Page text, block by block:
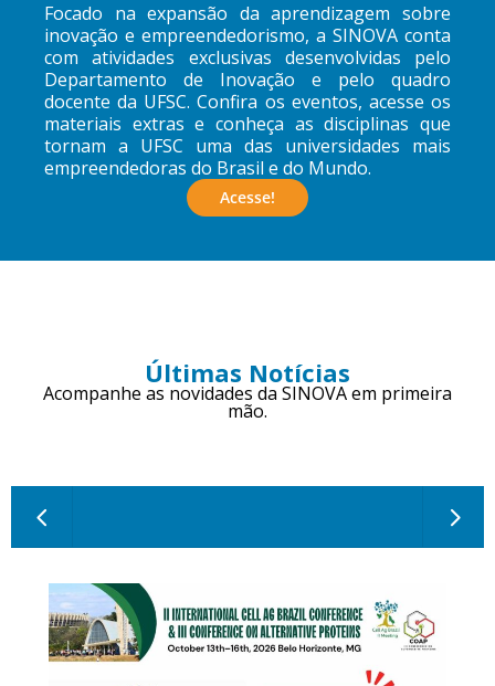
Focado na expansão da aprendizagem sobre
inovação e empreendedorismo, a SINOVA conta
com atividades exclusivas desenvolvidas pelo
Departamento de Inovação e pelo quadro
docente da UFSC. Confira os eventos, acesse os
materiais extras e conheça as disciplinas que
tornam a UFSC uma das universidades mais
empreendedoras do Brasil e do Mundo.
Acesse!
Últimas Notícias
Acompanhe as novidades da SINOVA em primeira
mão.